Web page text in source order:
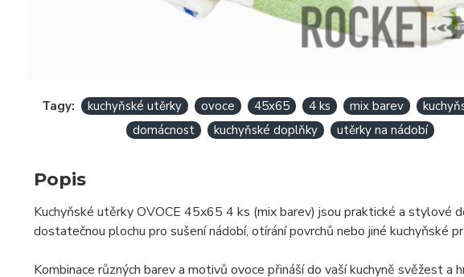
Tagy: kuchyňské utěrky ovoce 45x65 4 ks mix barev
domácnost
kuchyňské doplňky utěrky na nádobí
Popis
Kuchyňské utěrky OVOCE 45x65 4 ks (mix barev) jsou praktické a stylové
dostatečnou plochu pro sušení nádobí, otírání povrchů nebo jiné kuchyňské
Kombinace různých barev a motivů ovoce přináší do vaší kuchyně svěžest